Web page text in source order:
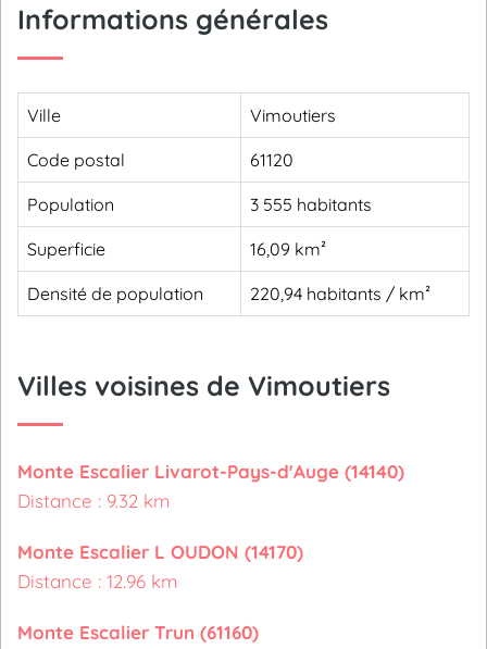
Informations générales
Ville Vimoutiers
Code postal 61120
Population 3 555 habitants
Superficie 16,09 km²
Densité de population 220,94 habitants / km²
Villes voisines de Vimoutiers
Monte Escalier Livarot-Pays-d'Auge (14140)
Distance : 9.32 km
Monte Escalier L OUDON (14170)
Distance : 12.96 km
Monte Escalier Trun (61160)